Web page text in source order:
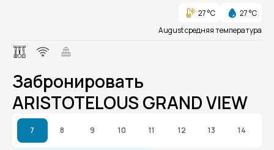
27 °C
27 °C
August средняя температура
Забронировать
ARISTOTELOUS GRAND VIEW
7 8 9 10 11 12 13 14